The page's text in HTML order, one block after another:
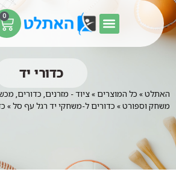
0
כדורי יד
האתלט» כל המוצרים »ציוד - מזרנים, כדורים,
משחק וספורט» כדורים ל-משחקי יד רגל עף סל»